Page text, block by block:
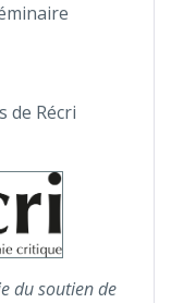
de Récri
du soutien de